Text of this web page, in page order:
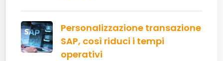
Personalizzazione transazione
SAP, così riduci i tempi
operativi